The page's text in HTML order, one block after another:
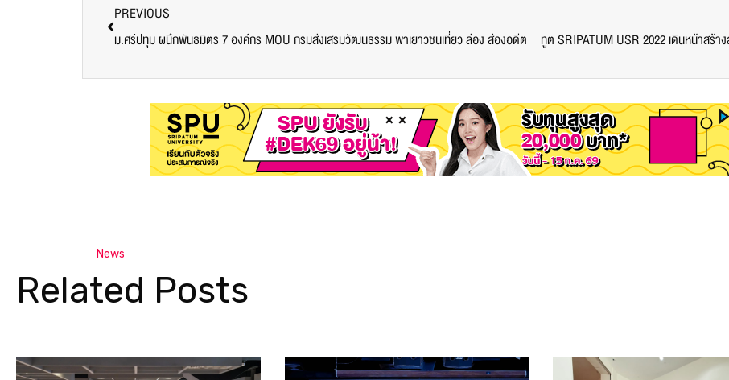
PREVIOUS
ม.ศรีปทุม ผนึกพันธมิตร 7 องค์กร MOU กรมส่งเสริมวัฒนธรรม พาเยาวชนเที่ยว ล่อง ส่องอดีต
News
Related Posts